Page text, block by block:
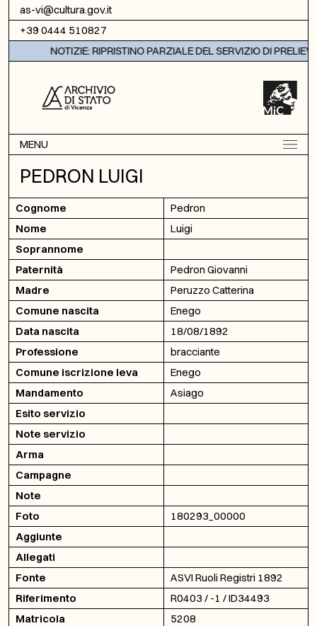
Vai al contenuto
as-vi@cultura.gov.it
+39 0444 510827
NOTIZIE: RIPRISTINO PARZIALE DEL SERVIZIO DI
MENU
PEDRON LUIGI
Cognome
Pedron
Nome
Luigi
Soprannome
Paternità
Pedron Giovanni
Madre
Peruzzo Catterina
Comune nascita
Enego
Data nascita
18/08/1892
Professione
bracciante
Comune iscrizione leva
Enego
Mandamento
Asiago
Esito servizio
Note servizio
Arma
Campagne
Note
Foto
180293_00000
Aggiunte
Allegati
Fonte
ASVI Ruoli Registri 1892
Riferimento
R0403 / -1 / ID34493
Matricola
5208